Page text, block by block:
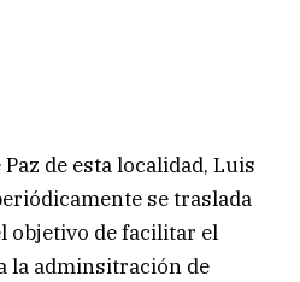
Paz de esta localidad, Luis
se traslada
objetivo de facilitar el
la adminsitración de